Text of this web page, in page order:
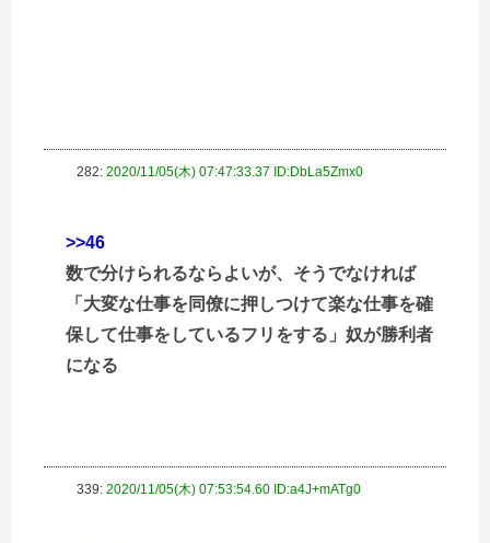
282: 2020/11/05(木) 07:47:33.37 ID:DbLa5Zmx0
>>46
数で分けられるならよいが、そうでなければ
「大変な仕事を同僚に押しつけて楽な仕事を確
保して仕事をしているフリをする」奴が勝利者
になる
339: 2020/11/05(木) 07:53:54.60 ID:a4J+mATg0